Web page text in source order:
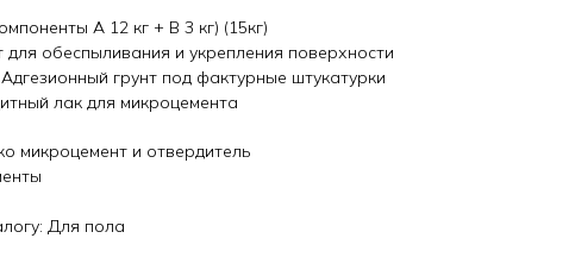
А 12 кг + B 3 кг) (15кг)
для обеспыливания и укрепления поверхности
грунт под фактурные штукатурки
лак для микроцемента
микроцемент и отвердитель
Для пола